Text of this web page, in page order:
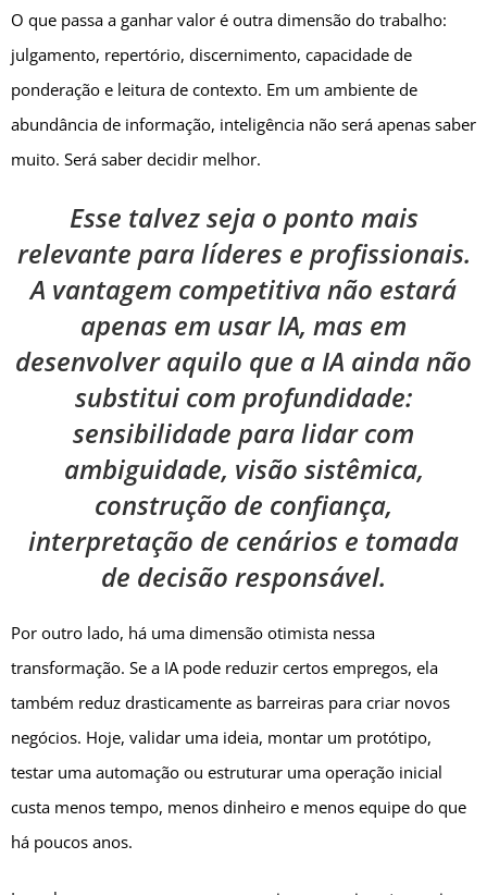
O que passa a ganhar valor é outra dimensão do trabalho:
julgamento, repertório, discernimento, capacidade de
ponderação e leitura de contexto. Em um ambiente de
abundância de informação, inteligência não será apenas saber
muito. Será saber decidir melhor.
Esse talvez seja o ponto mais
relevante para líderes e profissionais.
A vantagem competitiva não estará
apenas em usar IA, mas em
desenvolver aquilo que a IA ainda não
substitui com profundidade:
sensibilidade para lidar com
ambiguidade, visão sistêmica,
construção de confiança,
interpretação de cenários e tomada
de decisão responsável.
Por outro lado, há uma dimensão otimista nessa
transformação. Se a IA pode reduzir certos empregos, ela
também reduz drasticamente as barreiras para criar novos
negócios. Hoje, validar uma ideia, montar um protótipo,
testar uma automação ou estruturar uma operação inicial
custa menos tempo, menos dinheiro e menos equipe do que
há poucos anos.